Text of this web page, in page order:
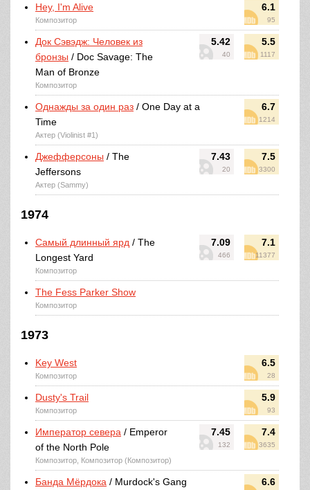
6.1
95
Hey, I'm Alive
Композитор
5.42
40
5.5
1117
Док Сэвэдж: Человек из
бронзы / Doc Savage: The
Man of Bronze
Композитор
6.7
1214
Однажды за один раз / One Day at a
Time
Актер (Violinist #1)
7.43
20
7.5
3300
Джефферсоны / The
Jeffersons
Актер (Sammy)
1974
7.09
466
7.1
11377
Самый длинный ярд / The
Longest Yard
Композитор
The Fess Parker Show
Композитор
1973
6.5
28
Key West
Композитор
5.9
93
Dusty's Trail
Композитор
7.45
132
7.4
3635
Император севера / Emperor
of the North Pole
Композитор, Композитор (Композитор)
6.6
Банда Мёрдока / Murdock's Gang